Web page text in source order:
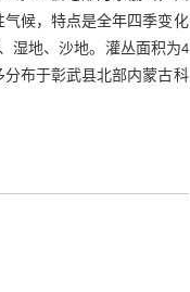
气候，特点是全年四季变化
湿地、沙地。灌丛面积为4
布于彰武县北部内蒙古科